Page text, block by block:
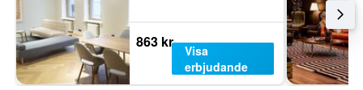
863 kr
Visa
erbjudande